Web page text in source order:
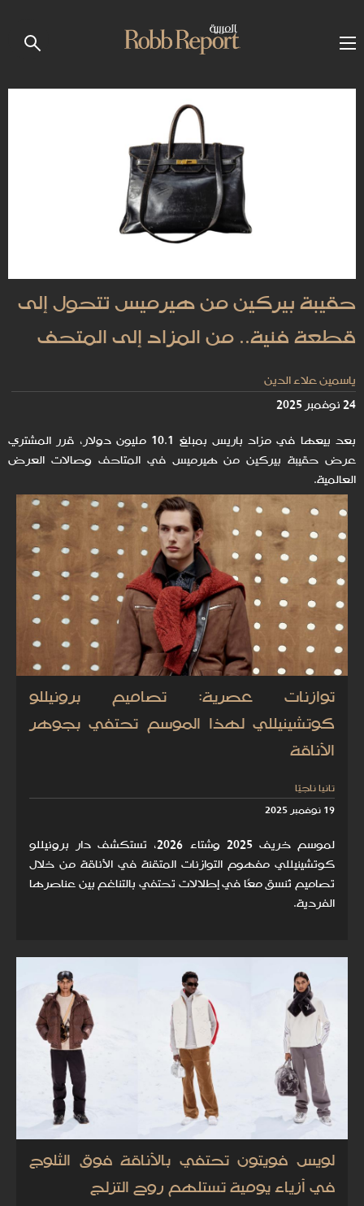
حقيبة بيركين من هيرميس تتحول إلى
قطعة فنية.. من المزاد إلى المتحف
ياسمين علاء الدين
24 نوفمبر 2025
بعد بيعها في مزاد باريس بمبلغ 10.1 مليون دولار، قرر المشتري
عرض حقيبة بيركين من هيرميس في المتاحف وصالات العرض
العالمية.
توازنات عصرية: تصاميم برونيللو
كوتشينيللي لهذا الموسم تحتفي بجوهر
الأناقة
تانيا ناجيّا
19 نوفمبر 2025
لموسم خريف 2025 وشتاء 2026، تستكشف دار برونيللو
كوتشينيللي مفهوم التوازنات المتقنة في الأناقة من خلال
تصاميم تُنسق معًا في إطلالات تحتفي بالتناغم بين عناصرها
الفردية.
لويس فويتون تحتفي بالأناقة فوق الثلوج
في أزياء يومية تستلهم روح التزلج